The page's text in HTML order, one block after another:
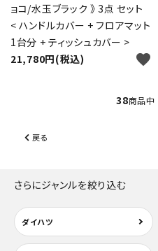
ョコ/水玉ブラック 》 3点 セット
< ハンドルカバー + フロアマット
1台分 + ティッシュカバー >
21,780円(税込)
favorite
38商品中
戻る
さらにジャンルを絞り込む
ダイハツ